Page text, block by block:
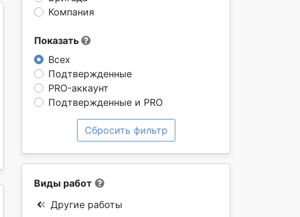
Компания
Показать
Всех
Подтвержденные
PRO-аккаунт
Подтвержденные и PRO
Сбросить фильтр
Виды работ
Другие работы